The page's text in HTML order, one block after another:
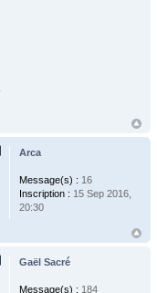
Arca
Message(s) : 16
Inscription : 15 Sep 2016,
20:30
Gaël Sacré
Message(s) : 184